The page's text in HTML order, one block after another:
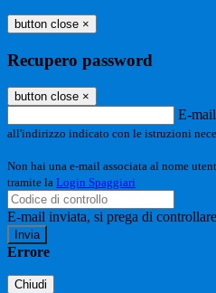
button close ×
Recupero password
button close ×
E-mail
all'indirizzo indicato con le istruzioni
Non hai una e-mail associata al nome
tramite la Login Spaggiari
E-mail inviata, si prega di
Errore
Chiudi